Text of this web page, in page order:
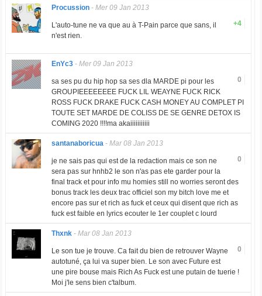
Procussion- Mer 09 Jan 2013
+4
L'auto-tune ne va que au à T-Pain parce que sans, il
n'est rien.
EnYc3- Mer 09 Jan 2013
0
sa ses pu du hip hop sa ses dla MARDE pi pour les
GROUPIEEEEEEEE FUCK LIL WEAYNE FUCK RICK
ROSS FUCK DRAKE FUCK CASH MONEY AU COMPLET PI
TOUTE SET MARDE DE COLISS DE SE GENRE DETOX IS
COMING 2020 !!!!ma akaiiiiiiiiiii
santanaboricua- Mar 08 Jan 2013
0
je ne sais pas qui est de la redaction mais ce son ne
sera pas sur hnhb2 le son n'as pas ete garder pour la
final track et pour info mu homies still no worries seront des
bonus track les deux trac officiel son my bitch love me et
encore pas sur et rich as fuck et ceux qui disent que rich as
fuck est faible en lyrics ecouter le 1er couplet c lourd
Thxnk- Mar 08 Jan 2013
0
Le son tue je trouve. Ca fait du bien de retrouver Wayne
autotuné, ça lui va super bien. Le son avec Future est
une pire bouse mais Rich As Fuck est une putain de tuerie !
Moi j'le sens bien c'talbum.